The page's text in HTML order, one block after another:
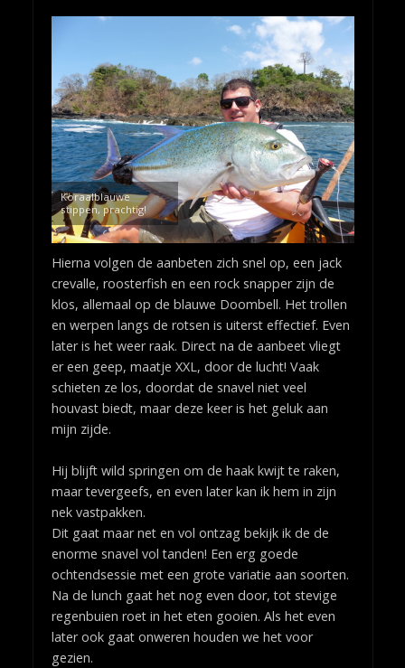
Koraalblauwe
stippen, prachtig!
Hierna volgen de aanbeten zich snel op, een jack
crevalle, roosterfish en een rock snapper zijn de
klos, allemaal op de blauwe Doombell. Het trollen
en werpen langs de rotsen is uiterst effectief. Even
later is het weer raak. Direct na de aanbeet vliegt
er een geep, maatje XXL, door de lucht! Vaak
schieten ze los, doordat de snavel niet veel
houvast biedt, maar deze keer is het geluk aan
mijn zijde.
Hij blijft wild springen om de haak kwijt te raken,
maar tevergeefs, en even later kan ik hem in zijn
nek vastpakken.
Dit gaat maar net en vol ontzag bekijk ik de de
enorme snavel vol tanden! Een erg goede
ochtendsessie met een grote variatie aan soorten.
Na de lunch gaat het nog even door, tot stevige
regenbuien roet in het eten gooien. Als het even
later ook gaat onweren houden we het voor
gezien.